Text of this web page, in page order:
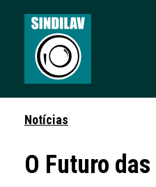
Notícias
O Futuro